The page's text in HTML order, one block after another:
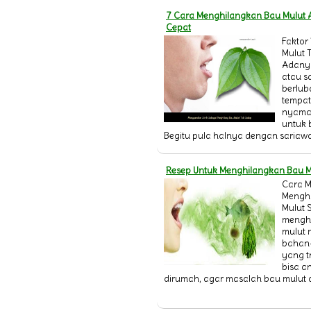
7 Cara Menghilangkan Bau Mulut
Cepat
Faktor
Mulut
atau
untuk
Begitu pula halnya dengan
Resep Untuk Menghilangkan Bau
Cara
Mulut
mulut
yang
bisa
dirumah, agar masalah bau mulut